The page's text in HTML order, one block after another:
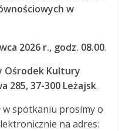
w
2026 r., godz. 08.00.
Ośrodek Kultury
285, 37-300 Leżajsk.
w spotkaniu prosimy o
na adres: